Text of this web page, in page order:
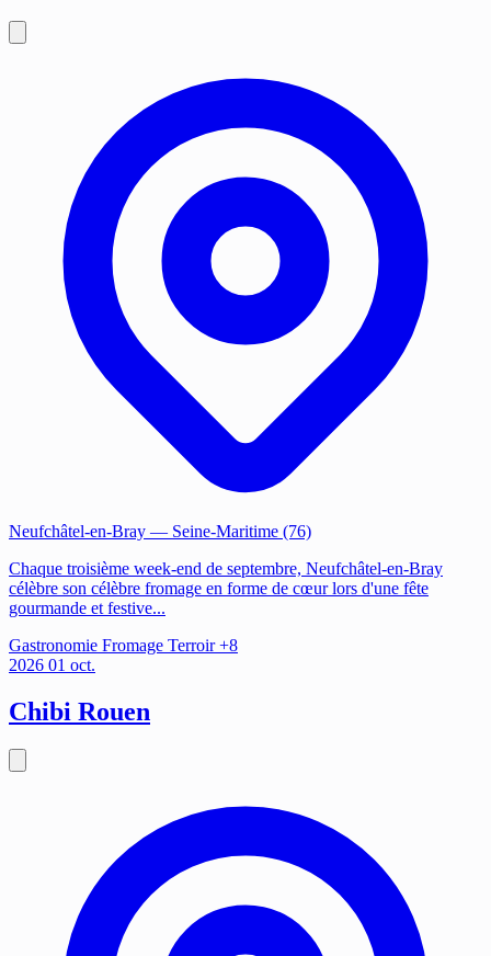
Neufchâtel-en-Bray — Seine-Maritime (76)
Chaque troisième week-end de septembre, Neufchâtel-en-Bray
célèbre son célèbre fromage en forme de cœur lors d'une fête
gourmande et festive...
Gastronomie Fromage Terroir +8
2026 01 oct.
Chibi Rouen